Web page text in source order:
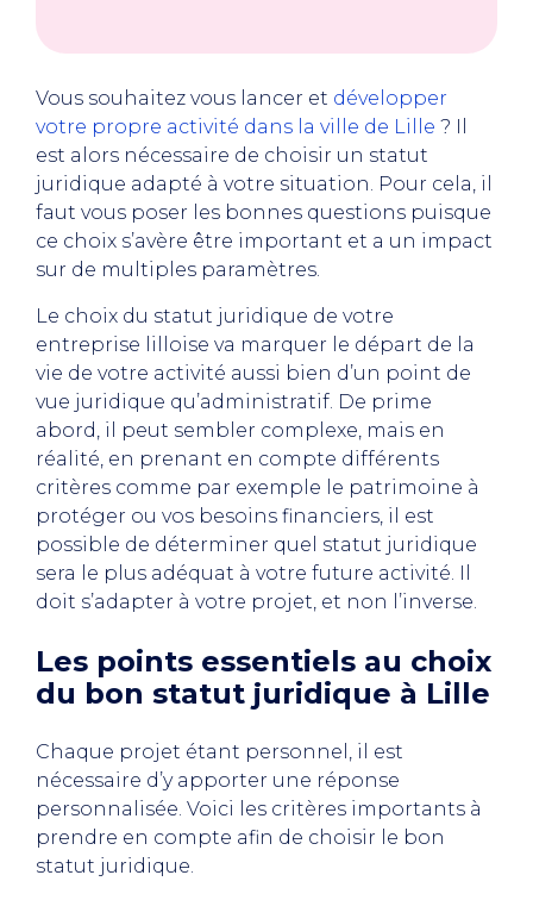
Vous souhaitez vous lancer et développer
votre propre activité dans la ville de Lille ? Il
est alors nécessaire de choisir un statut
juridique adapté à votre situation. Pour cela, il
faut vous poser les bonnes questions puisque
ce choix s’avère être important et a un impact
sur de multiples paramètres.
Le choix du statut juridique de votre
entreprise lilloise va marquer le départ de la
vie de votre activité aussi bien d’un point de
vue juridique qu’administratif. De prime
abord, il peut sembler complexe, mais en
réalité, en prenant en compte différents
critères comme par exemple le patrimoine à
protéger ou vos besoins financiers, il est
possible de déterminer quel statut juridique
sera le plus adéquat à votre future activité. Il
doit s’adapter à votre projet, et non l’inverse.
Les points essentiels au choix
du bon statut juridique à Lille
Chaque projet étant personnel, il est
nécessaire d’y apporter une réponse
personnalisée. Voici les critères importants à
prendre en compte afin de choisir le bon
statut juridique.